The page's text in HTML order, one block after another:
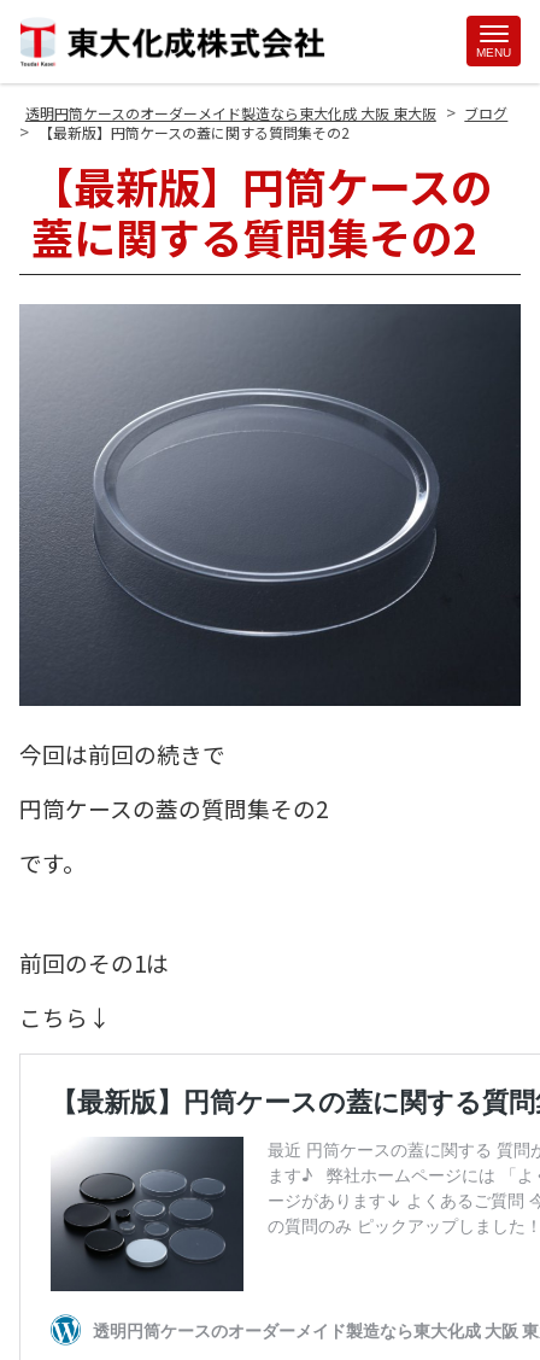
MENU
透明円筒ケースのオーダーメイド製造なら東大化成 大阪 東大阪 > ブログ
> 【最新版】円筒ケースの蓋に関する質問集その2
【最新版】円筒ケースの
蓋に関する質問集その2
今回は前回の続きで
円筒ケースの蓋の質問集その2
です。
前回のその1は
こちら↓
Site
Footer